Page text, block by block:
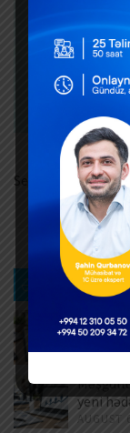
Search
Ən son
yeni
AUGUST